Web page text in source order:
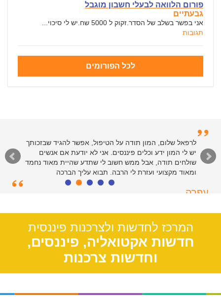
פורום הלוואה לבעלי חשבון מוגבל
גבעתיים
אני בפשר בשלב של הסדר.זקוק ל 5000 שח.יש לי סיכוי...
תגובות
לכל הפורומים
לרפאל שלום, המון תודה על הטיפול, אפשר להגיד שבזכותך
יש לי המון ידע וכלים פיננסים. אני לא יודעת אם אנשים
שולחים תודה, אבל ממש חשוב לי שתדע שהיית מאוד נחמד
ומאוד מקצועי ועזרת לי הרבה. תבוא עליך הברכה
עפרה
המרכז לחדשות ולצרכנות פיננסית
חדשות אקטואליה, פיננסים,
וחדשות צרכנות